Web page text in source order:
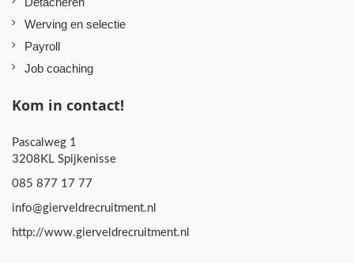
Werving en selectie
Payroll
Job coaching
Kom in contact!
Pascalweg 1
3208KL Spijkenisse
085 877 17 77
info@gierveldrecruitment.nl
http://www.gierveldrecruitment.nl